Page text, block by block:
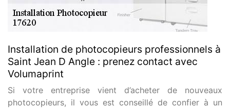
Installation de photocopieurs professionnels à
Saint Jean D Angle : prenez contact avec
Volumaprint
Si votre entreprise vient d’acheter de nouveaux
photocopieurs, il vous est conseillé de confier à un